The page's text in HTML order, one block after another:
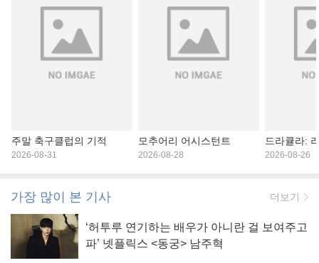
주말 축구클럽의 기적
2026-08-31
모추어리 어시스턴트
2026-08-28
드라큘라:
2026-08-26
가장 많이 본 기사 더보기
‘허투루 연기하는 배우가 아니란 걸 보여주고
파’ 넷플릭스 <동궁> 남주혁